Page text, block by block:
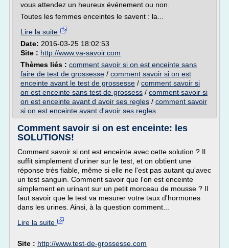
vous attendez un heureux événement ou non.
Toutes les femmes enceintes le savent : la...
Lire la suite
Date: 2016-03-25 18:02:53
Site : http://www.va-savoir.com
Thèmes liés : comment savoir si on est enceinte sans
faire de test de grossesse / comment savoir si on est
enceinte avant le test de grossesse / comment savoir si
on est enceinte sans test de grossess / comment savoir si
on est enceinte avant d avoir ses regles / comment savoir
si on est enceinte avant d'avoir ses regles
Comment savoir si on est enceinte: les
SOLUTIONS!
Comment savoir si ont est enceinte avec cette solution ? Il
suffit simplement d'uriner sur le test, et on obtient une
réponse très fiable, même si elle ne l'est pas autant qu'avec
un test sanguin. Comment savoir que l'on est enceinte
simplement en urinant sur un petit morceau de mousse ? Il
faut savoir que le test va mesurer votre taux d'hormones
dans les urines. Ainsi, à la question comment...
Lire la suite
Site : http://www.test-de-grossesse.com